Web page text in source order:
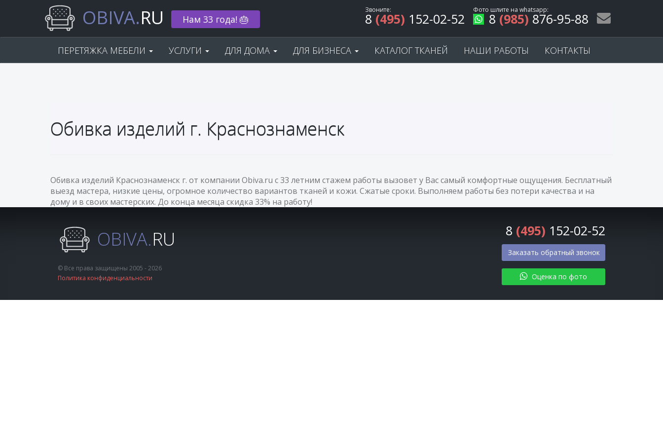
OBIVA.RU Нам 33 года! 🎂
Звоните:
8 (495) 152-02-52
Фото шлите на whatsapp:
8 (985) 876-95-88
ПЕРЕТЯЖКА МЕБЕЛИ УСЛУГИ ДЛЯ ДОМА ДЛЯ БИЗНЕСА КАТАЛОГ ТКАНЕЙ НАШИ РАБОТЫ КОНТАКТЫ
Обивка изделий г. Краснознаменск
Обивка изделий Краснознаменск г. от компании Obiva.ru с 33 летним стажем работы вызовет у Вас самый комфортные ощущения. Бесплатный
выезд мастера, низкие цены, огромное количество вариантов тканей и кожи. Сжатые сроки. Выполняем работы без потери качества и на
дому и в своих мастерских. До конца месяца скидка 33% на работу!
OBIVA.RU
© Все права защищены 2005 - 2026
Политика конфиденциальности
8 (495) 152-02-52
Заказать обратный звонок
Оценка по фото